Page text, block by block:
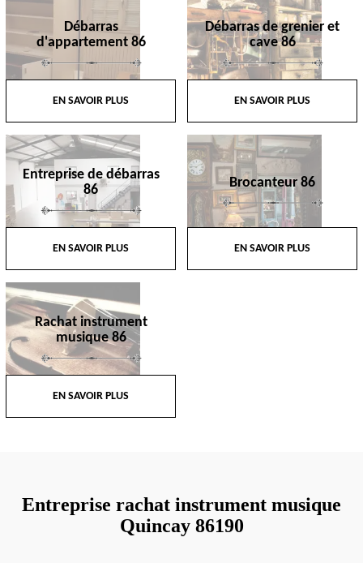
Débarras
d'appartement 86
EN SAVOIR PLUS
Débarras de grenier et
cave 86
EN SAVOIR PLUS
Entreprise de débarras
86
EN SAVOIR PLUS
Brocanteur 86
EN SAVOIR PLUS
Rachat instrument
musique 86
EN SAVOIR PLUS
Entreprise rachat instrument musique
Quincay 86190